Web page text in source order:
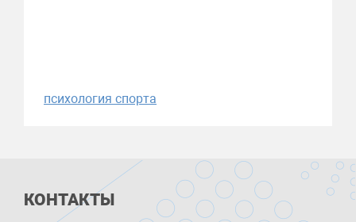
психология спорта
КОНТАКТЫ